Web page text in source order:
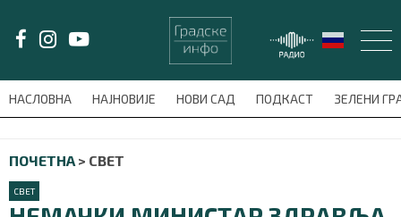
НАСЛОВНА НАЈНОВИЈЕ НОВИ САД ПОДКАСТ ЗЕЛЕНИ
meni'); $this_item = current( wp_filter_object_list(
ПОЧЕТНА > СВЕТ
СВЕТ
LAT/ЋИР
НАСЛОВНА
НАЈНОВИЈЕ